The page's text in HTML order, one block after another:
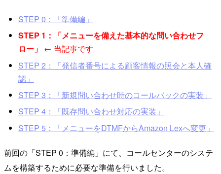
STEP 0：「準備編」
STEP 1：「メニューを備えた基本的な問い合わせフ
ロー」 ← 当記事です
STEP 2：「発信者番号による顧客情報の照会と本人確
認」
STEP 3：「新規問い合わせ時のコールバックの実装」
STEP 4：「既存問い合わせ対応の実装」
STEP 5：「メニューをDTMFからAmazon Lexへ変更」
前回の「STEP 0：準備編」にて、コールセンターのシステ
ムを構築するために必要な準備を行いました。